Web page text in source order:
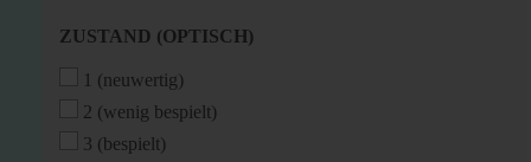
ZUSTAND
ZUSTAND (OPTISCH)
1 (neuwertig)
2 (wenig bespielt)
3 (bespielt)